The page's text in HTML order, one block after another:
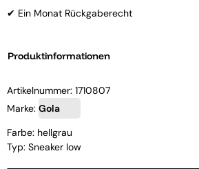
✔ Ein Monat Rückgaberecht
Produktinformationen
Artikelnummer: 1710807
Marke: Gola
Farbe: hellgrau
Typ: Sneaker low